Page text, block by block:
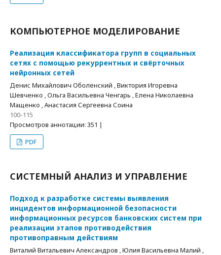
КОМПЬЮТЕРНОЕ МОДЕЛИРОВАНИЕ
Реализация классификатора групп в социальных
сетях с помощью рекуррентных и свёрточных
нейронных сетей
Денис Михайлович Оболенский , Виктория Игоревна
Шевченко , Ольга Васильевна Ченгарь , Елена Николаевна
Мащенко , Анастасия Сергеевна Соина
100-115
Просмотров аннотации: 351 |
PDF
СИСТЕМНЫЙ АНАЛИЗ И УПРАВЛЕНИЕ
Подход к разработке системы выявления
инцидентов информационной безопасности
информационных ресурсов банковских систем при
реализации этапов противодействия
противоправным действиям
Виталий Витальевич Александров , Юлия Васильевна Малий ,